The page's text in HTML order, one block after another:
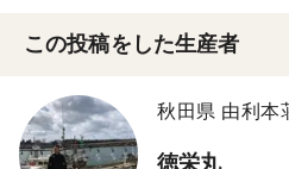
この投稿をした生産者
秋田県 由利本
徳栄丸